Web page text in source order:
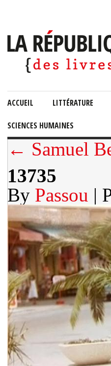
ACCUEIL LITTÉRATURE
SCIENCES HUMAINES
← Samuel
13735
By Passou |